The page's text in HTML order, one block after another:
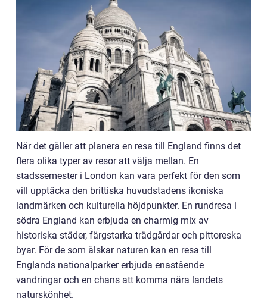
När det gäller att planera en resa till England finns det
flera olika typer av resor att välja mellan. En
stadssemester i London kan vara perfekt för den som
vill upptäcka den brittiska huvudstadens ikoniska
landmärken och kulturella höjdpunkter. En rundresa i
södra England kan erbjuda en charmig mix av
historiska städer, färgstarka trädgårdar och pittoreska
byar. För de som älskar naturen kan en resa till
Englands nationalparker erbjuda enastående
vandringar och en chans att komma nära landets
naturskönhet.